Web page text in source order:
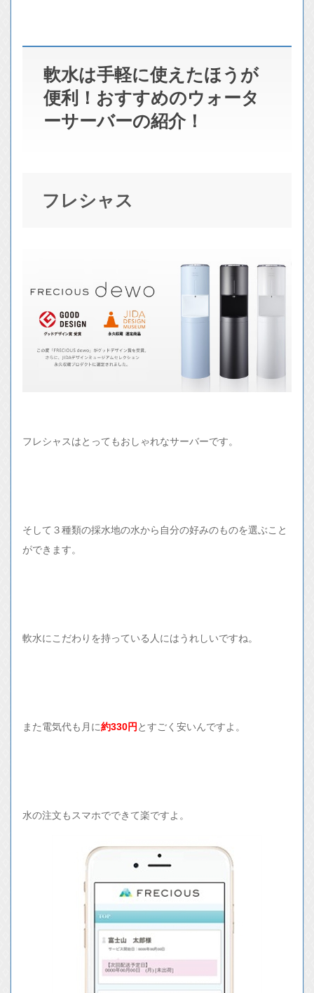
軟水は手軽に使えたほうが
便利！おすすめのウォータ
ーサーバーの紹介！
フレシャス
フレシャスはとってもおしゃれなサーバーです。
そして３種類の採水地の水から自分の好みのものを選ぶこと
ができます。
軟水にこだわりを持っている人にはうれしいですね。
また電気代も月に約330円 とすごく安いんですよ。
水の注文もスマホでできて楽ですよ。